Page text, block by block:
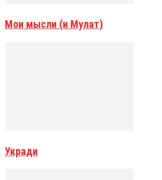
Мои мысли (и Мулат)
Укради